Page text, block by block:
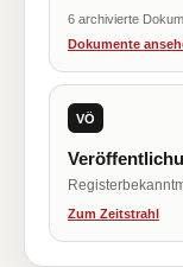
6 archivierte
Dokumente
VÖ
Zum Zeitstrahl